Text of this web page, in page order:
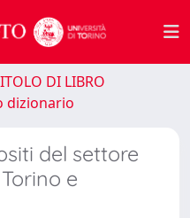
DI LIBRO
dizionario
del settore
e